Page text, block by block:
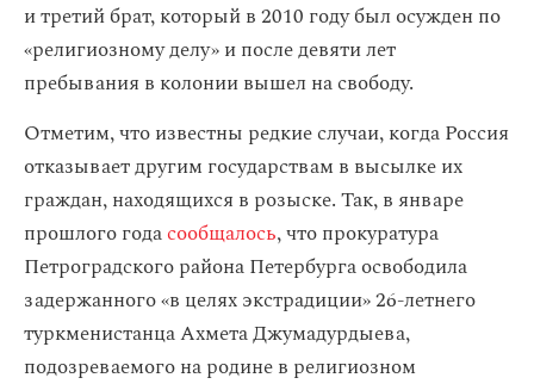
и третий брат, который в 2010 году был осужден по
«религиозному делу» и после девяти лет
пребывания в колонии вышел на свободу.
Отметим, что известны редкие случаи, когда Россия
отказывает другим государствам в высылке их
граждан, находящихся в розыске. Так, в январе
прошлого годасообщалось, что прокуратура
Петроградского района Петербурга освободила
задержанного «в целях экстрадиции» 26-летнего
туркменистанца Ахмета Джумадурдыева,
подозреваемого на родине в религиозном